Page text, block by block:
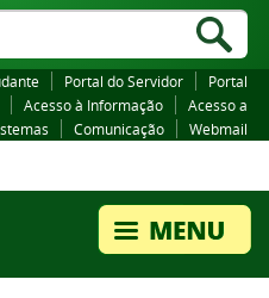
Legislação
Portal do Servidor
Portal
Acesso à Informação
Acesso a
Comunicação Webmail